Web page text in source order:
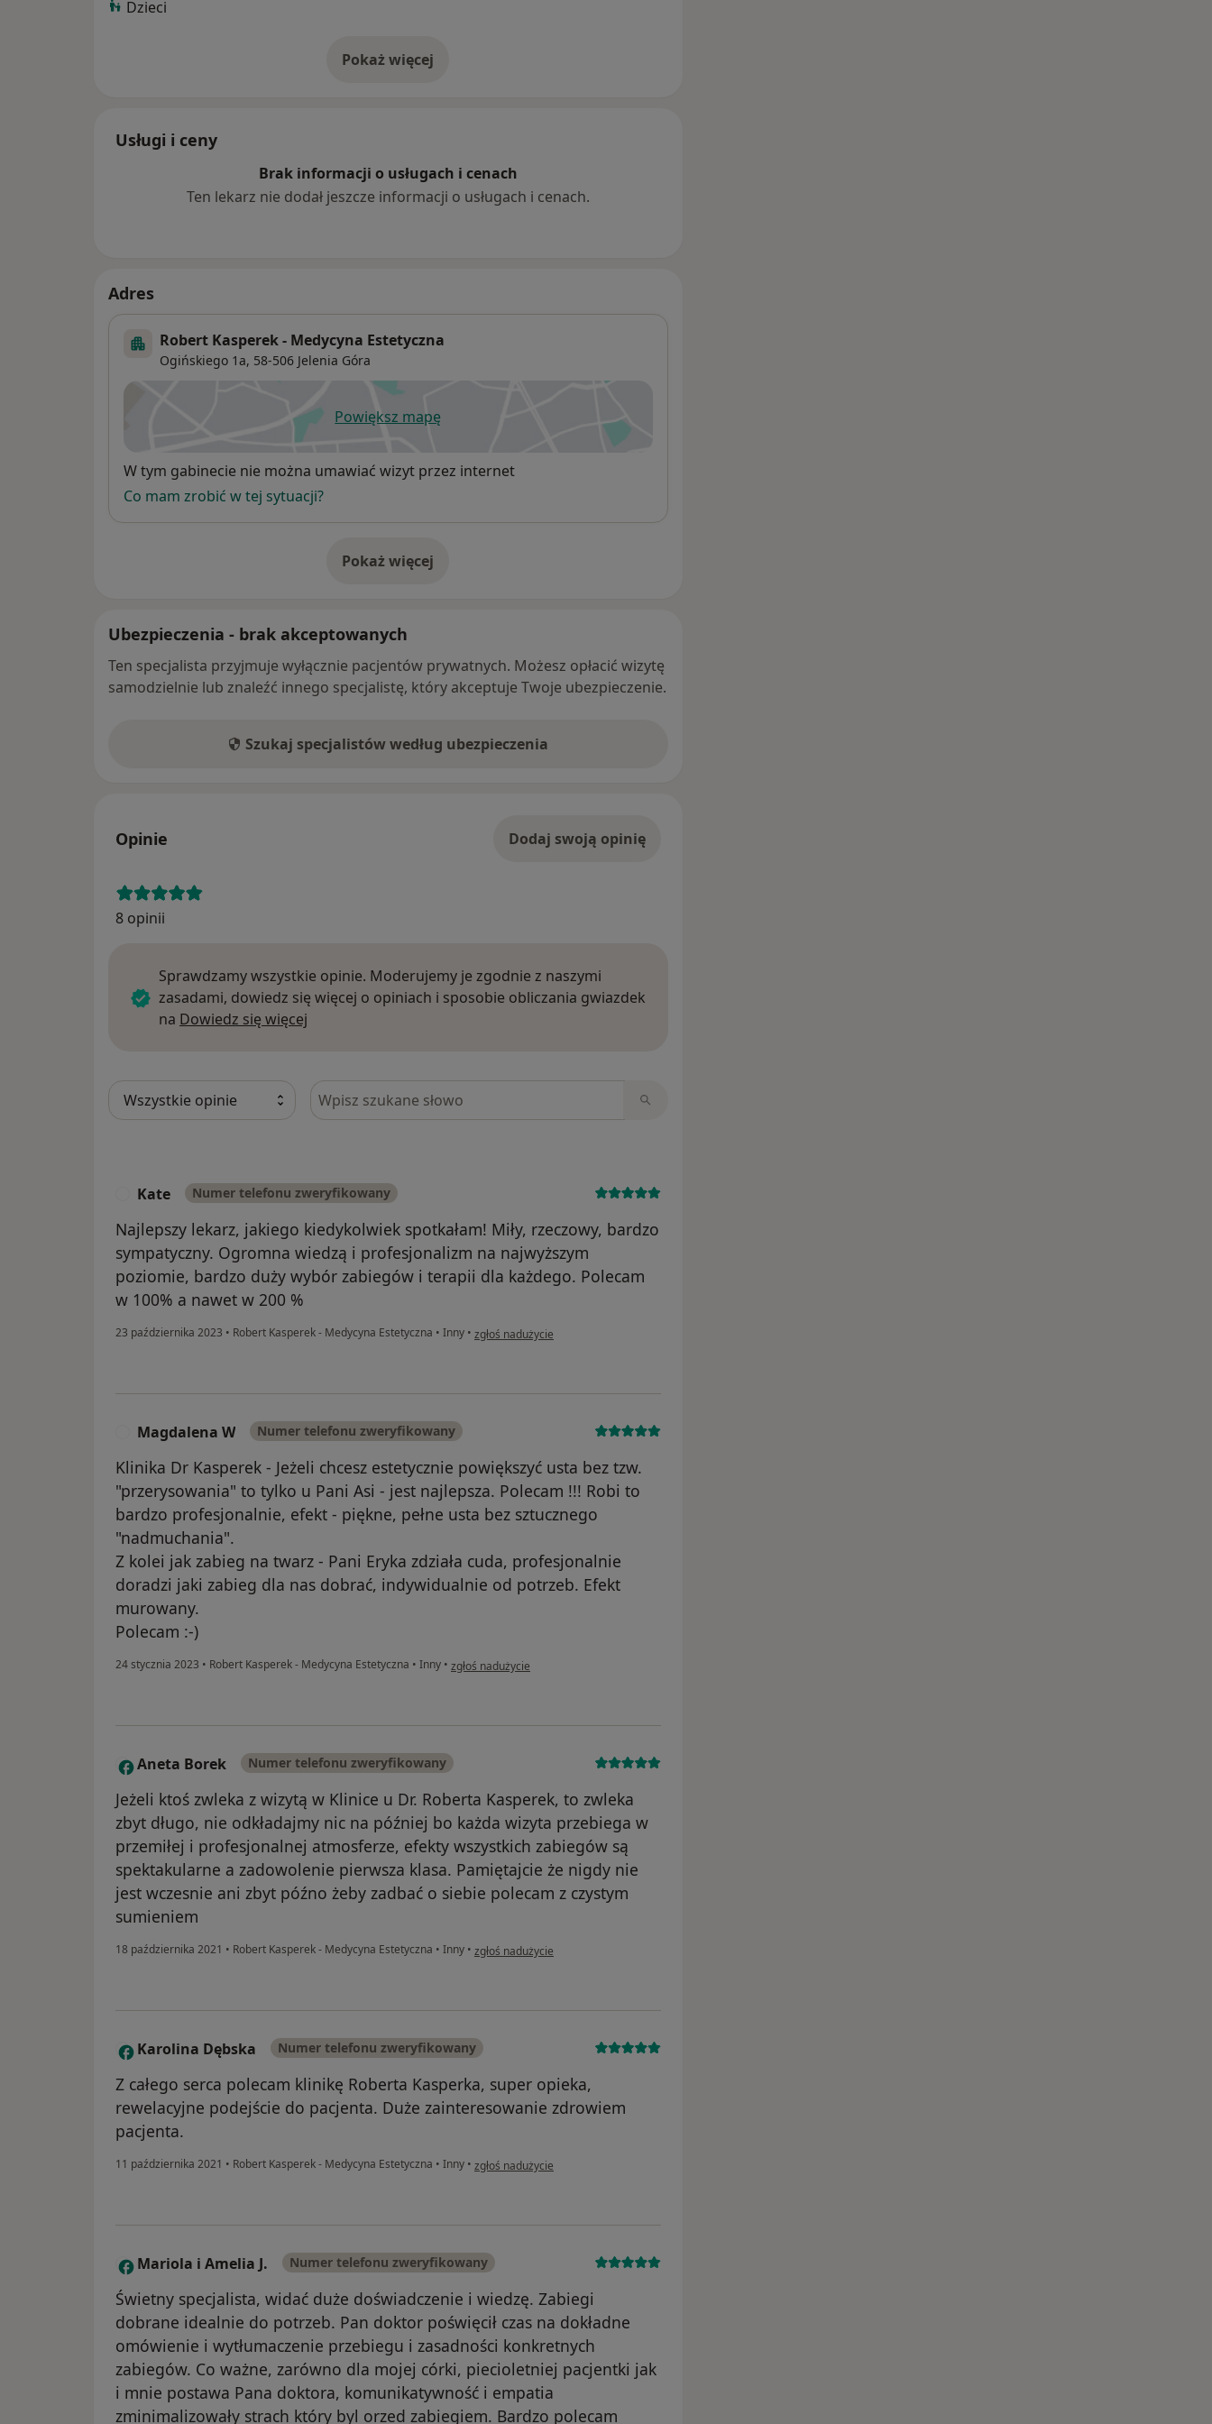
Dzieci
Pokaż więcejo doświadczeniu
Usługi i ceny
Brak informacji o usługach i cenach
Ten lekarz nie dodał jeszcze informacji o usługach i cenach.
Adres
Robert Kasperek - Medycyna Estetyczna
Ogińskiego 1a, 58-506 Jelenia Góra
Powiększ mapęotwiera się w nowej karcie
Dostępność
W tym gabinecie nie można umawiać wizyt przez internet
Co mam zrobić w tej sytuacji?
Pokaż więcej
o adresie
Ubezpieczenia - brak akceptowanych
Ten specjalista przyjmuje wyłącznie pacjentów prywatnych. Możesz opłacić wizytę
samodzielnie lub znaleźć innego specjalistę, który akceptuje Twoje ubezpieczenie.
Szukaj specjalistów według ubezpieczenia
Opinie Dodaj swoją opinię
8 opinii
Sprawdzamy wszystkie opinie. Moderujemy je zgodnie z naszymi
zasadami, dowiedz się więcej o opiniach i sposobie obliczania gwiazdek
na Dowiedz się więcej
Szukaj w opiniach
Kate Numer telefonu zweryfikowany
Najlepszy lekarz, jakiego kiedykolwiek spotkałam! Miły, rzeczowy, bardzo
sympatyczny. Ogromna wiedzą i profesjonalizm na najwyższym
poziomie, bardzo duży wybór zabiegów i terapii dla każdego. Polecam
w 100% a nawet w 200 %
23 października 2023 • Robert Kasperek - Medycyna Estetyczna • Inny • w opinii użytkownika Kate
zgłoś nadużycie
Magdalena W Numer telefonu zweryfikowany
Klinika Dr Kasperek - Jeżeli chcesz estetycznie powiększyć usta bez tzw.
"przerysowania" to tylko u Pani Asi - jest najlepsza. Polecam !!! Robi to
bardzo profesjonalnie, efekt - piękne, pełne usta bez sztucznego
"nadmuchania".
Z kolei jak zabieg na twarz - Pani Eryka zdziała cuda, profesjonalnie
doradzi jaki zabieg dla nas dobrać, indywidualnie od potrzeb. Efekt
murowany.
Polecam :-)
24 stycznia 2023 • Robert Kasperek - Medycyna Estetyczna • Inny • w opinii użytkownika Magdalena W
zgłoś nadużycie
A Aneta Borek Numer telefonu zweryfikowany
Jeżeli ktoś zwleka z wizytą w Klinice u Dr. Roberta Kasperek, to zwleka
zbyt długo, nie odkładajmy nic na później bo każda wizyta przebiega w
przemiłej i profesjonalnej atmosferze, efekty wszystkich zabiegów są
spektakularne a zadowolenie pierwsza klasa. Pamiętajcie że nigdy nie
jest wczesnie ani zbyt późno żeby zadbać o siebie polecam z czystym
sumieniem
18 października 2021 • Robert Kasperek - Medycyna Estetyczna • Inny • w opinii użytkownika Aneta Borek
zgłoś nadużycie
K Karolina Dębska Numer telefonu zweryfikowany
Z całego serca polecam klinikę Roberta Kasperka, super opieka,
rewelacyjne podejście do pacjenta. Duże zainteresowanie zdrowiem
pacjenta.
11 października 2021 • Robert Kasperek - Medycyna Estetyczna • Inny • w opinii użytkownika Karolina Dębska
zgłoś nadużycie
M Mariola i Amelia J. Numer telefonu zweryfikowany
Świetny specjalista, widać duże doświadczenie i wiedzę. Zabiegi
dobrane idealnie do potrzeb. Pan doktor poświęcił czas na dokładne
omówienie i wytłumaczenie przebiegu i zasadności konkretnych
zabiegów. Co ważne, zarówno dla mojej córki, piecioletniej pacjentki jak
i mnie postawa Pana doktora, komunikatywność i empatia
zminimalizowały strach który byl orzed zabiegiem. Bardzo polecam